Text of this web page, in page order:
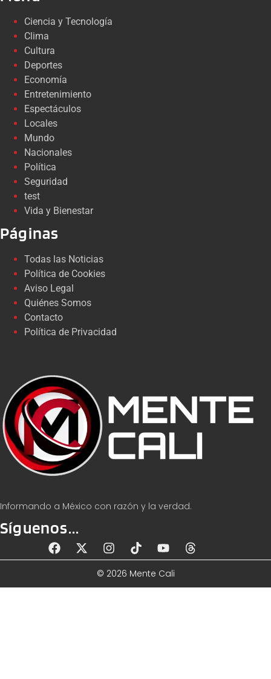
Informando a México con razón y la verdad.
Síguenos...
Ciencia y Tecnología
Clima
Cultura
Deportes
Economía
Entretenimiento
Espectáculos
Locales
Mundo
Nacionales
Política
Seguridad
test
Vida y Bienestar
Páginas
Todas las Noticias
Política de Cookies
Aviso Legal
Quiénes Somos
Contacto
Política de Privacidad
© 2026 Mente Cali